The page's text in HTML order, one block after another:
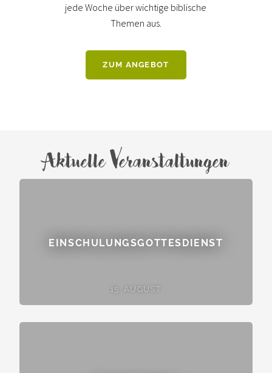
jede Woche über wichtige biblische
Themen aus.
ZUM ANGEBOT
Aktuelle Veranstaltungen
EINSCHULUNGSGOTTESDIENST
15. AUGUST